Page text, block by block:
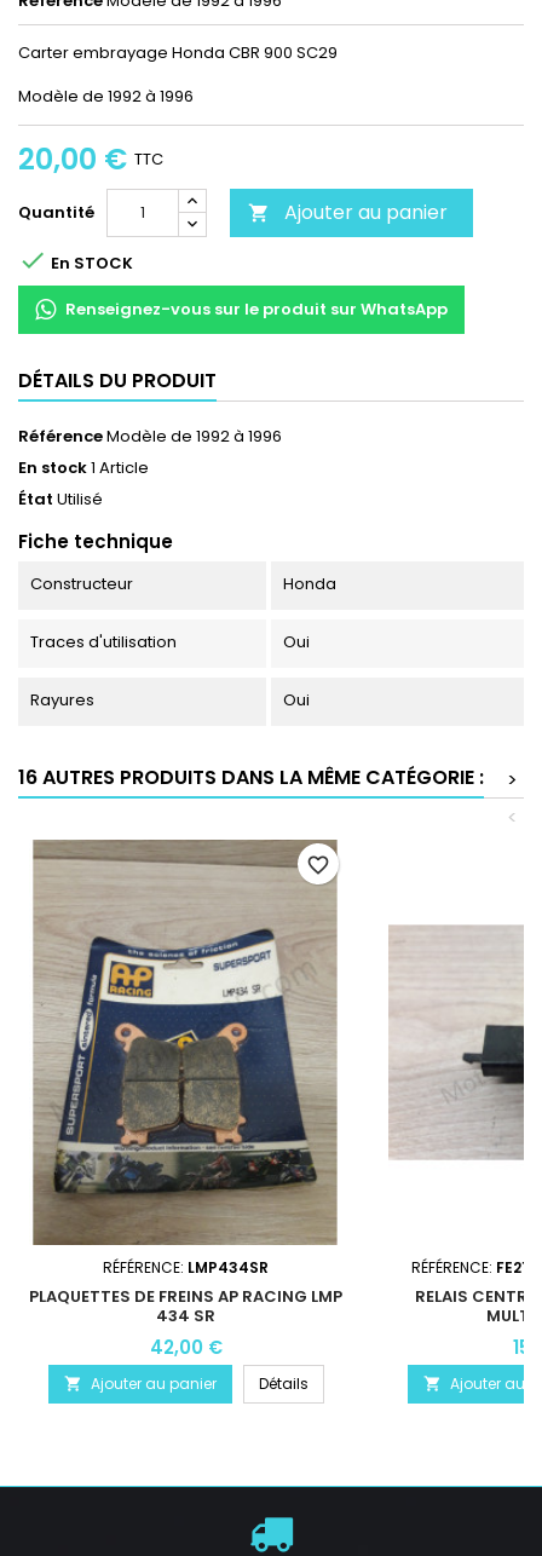
Carter embrayage Honda CBR 900 SC29
Modèle de 1992 à 1996
20,00 € TTC
Quantité  Ajouter au panier
 En STOCK
Renseignez-vous sur le produit sur WhatsApp
DÉTAILS DU PRODUIT
RéférenceModèle de 1992 à 1996
En stock1 Article
État Utilisé
Fiche technique
Constructeur Honda
Traces d'utilisation Oui
Rayures Oui
16 AUTRES PRODUITS DANS LA MÊME CATÉGORIE :
>
<
RÉFÉRENCE: LMP434SR
PLAQUETTES DE FREINS AP RACING LMP
434 SR
42,00 €
 Ajouter au panier Détails
favorite_border
RÉFÉRENCE:
RELAIS
 Ajouter au